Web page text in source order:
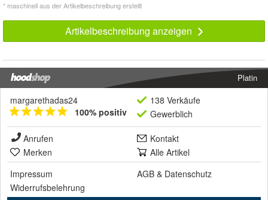
* maschinell aus der Artikelbeschreibung erstellt
Artikelbeschreibung anzeigen
Platin
margarethadas24
100% positiv
138 Verkäufe
Gewerblich
Anrufen
Kontakt
Merken
Alle Artikel
Impressum
AGB & Datenschutz
Widerrufsbelehrung